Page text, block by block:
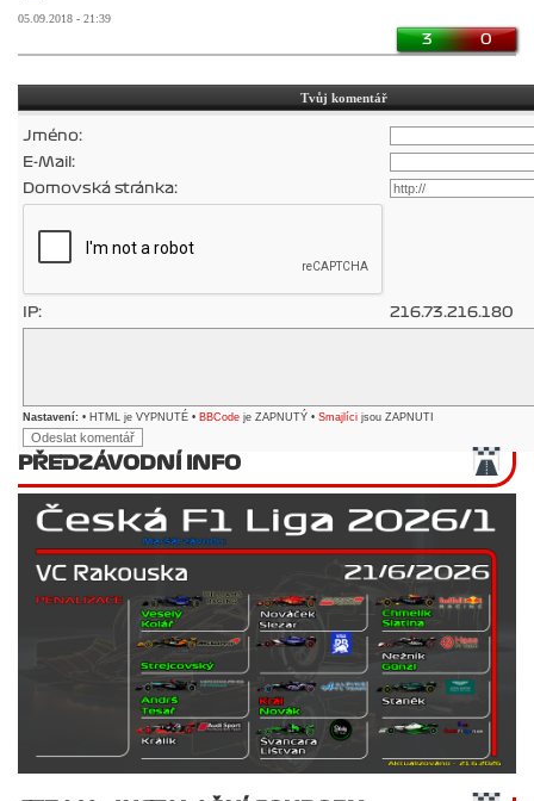
05.09.2018 - 21:39
3 0
Tvůj komentář
Jméno:
E-Mail:
Domovská stránka:
IP: 216.73.216.180
Nastavení: • HTML je VYPNUTÉ • BBCode je ZAPNUTÝ • Smajlíci jsou ZAPNUTI
PŘEDZÁVODNÍ INFO